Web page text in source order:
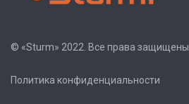
© «Sturm» 2022. Все права защищены
Политика конфиденциальности